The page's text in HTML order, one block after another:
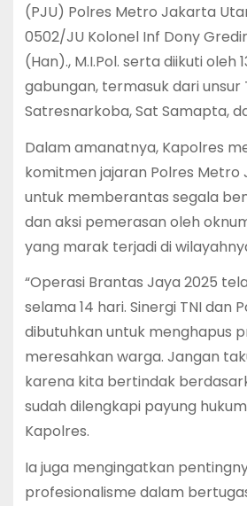
(PJU) Polres Metro Jakarta
0502/JU Kolonel Inf Dony
(Han)., M.I.Pol. serta diikuti oleh
gabungan, termasuk dari unsur
Satresnarkoba, Sat Samapta,
Dalam amanatnya, Kapolres
komitmen jajaran Polres Metro
untuk memberantas segala
dan aksi pemerasan oleh
yang marak terjadi di
“Operasi Brantas Jaya 2025
selama 14 hari. Sinergi TNI dan
dibutuhkan untuk menghapus
meresahkan warga. Jangan
karena kita bertindak
sudah dilengkapi payung
Kapolres.
Ia juga mengingatkan
profesionalisme dalam